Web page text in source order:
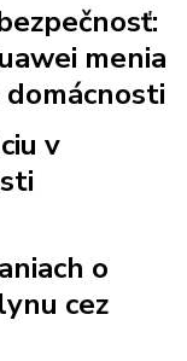
menia
v
o
cez